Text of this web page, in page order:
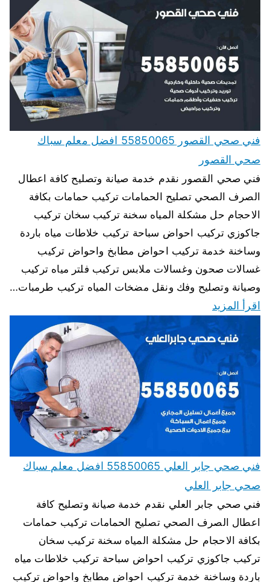
فني صحي القصور 55850065 افضل معلم سباك
صحي القصور
فني صحي القصور نقدم خدمة صيانة وتصليح كافة اعطال
الصرف الصحي تصليح الحمامات تركيب حمامات بكافة
الاحجام حل مشكلة المياه سخنة تركيب سخان تركيب
جاكوزي تركيب احواض سباحة تركيب خلاطات مياه باردة
وساخنة خدمة تركيب احواض مطابخ واحواض تركيب
غسالات صحون وغسالات ملابس تركيب فلتر مياه تركيب
وصيانة وتصليح وفك ونقل مضخات المياه تركيب طرمبات…
اقرأ المزيد
فني صحي جابر العلي 55850065 افضل معلم سباك
صحي جابر العلي
فني صحي جابر العلي نقدم خدمة صيانة وتصليح كافة
اعطال الصرف الصحي تصليح الحمامات تركيب حمامات
بكافة الاحجام حل مشكلة المياه سخنة تركيب سخان
تركيب جاكوزي تركيب احواض سباحة تركيب خلاطات مياه
باردة وساخنة خدمة تركيب احواض مطابخ واحواض تركيب